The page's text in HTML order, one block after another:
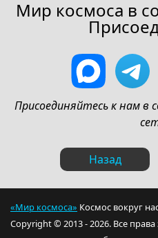
Мир космоса в
Присоединяйтесь к нам в
Назад
«Мир космоса» Космос вокруг
Copyright © 2013 - 2026. Все